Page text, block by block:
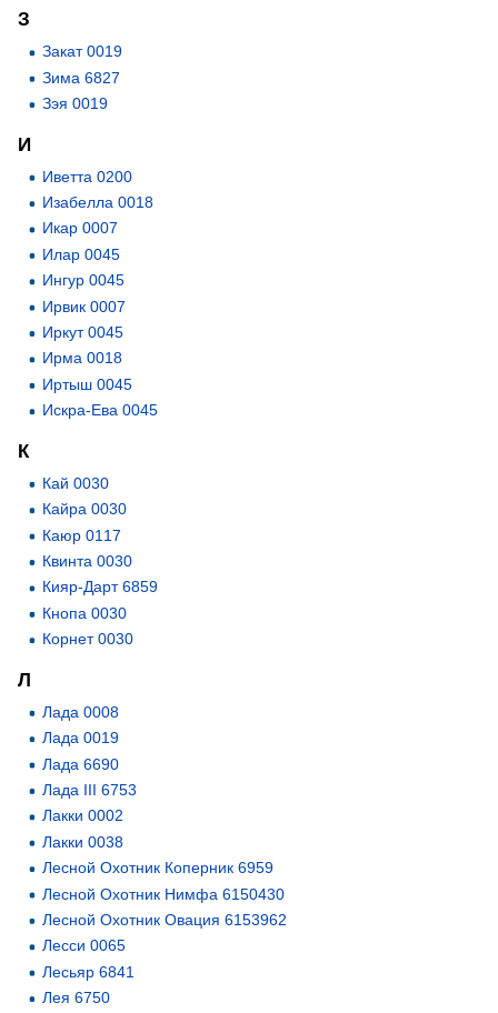
З
Закат 0019
Зима 6827
Зэя 0019
И
Иветта 0200
Изабелла 0018
Икар 0007
Илар 0045
Ингур 0045
Ирвик 0007
Иркут 0045
Ирма 0018
Иртыш 0045
Искра-Ева 0045
К
Кай 0030
Кайра 0030
Каюр 0117
Квинта 0030
Кияр-Дарт 6859
Кнопа 0030
Корнет 0030
Л
Лада 0008
Лада 0019
Лада 6690
Лада III 6753
Лакки 0002
Лакки 0038
Лесной Охотник Коперник 6959
Лесной Охотник Нимфа 6150430
Лесной Охотник Овация 6153962
Лесси 0065
Лесьяр 6841
Лея 6750